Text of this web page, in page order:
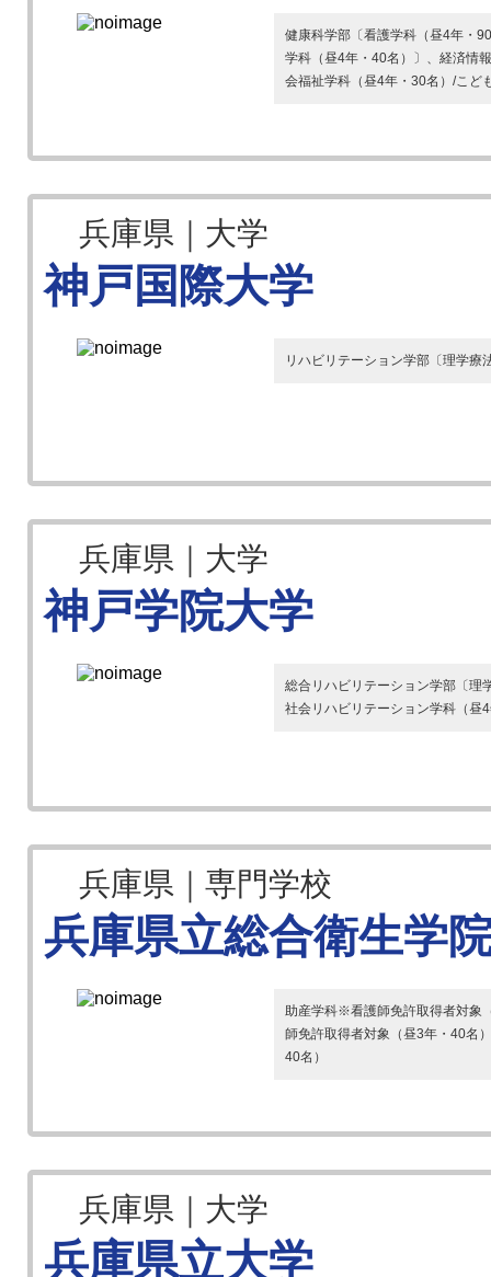
健康科学部〔看護学科（昼4年・
学科（昼4年・40名）〕、経済情
会福祉学科（昼4年・30名）/こど
兵庫県｜大学
神戸国際大学
リハビリテーション学部〔理学療
兵庫県｜大学
神戸学院大学
総合リハビリテーション学部〔理
社会リハビリテーション学科（昼
兵庫県｜専門学校
兵庫県立総合衛生学
助産学科※看護師免許取得者対象
師免許取得者対象（昼3年・40名
40名）
兵庫県｜大学
兵庫県立大学